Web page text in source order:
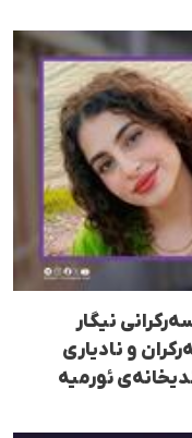
نیگار
و نادیاری
ئورمیە